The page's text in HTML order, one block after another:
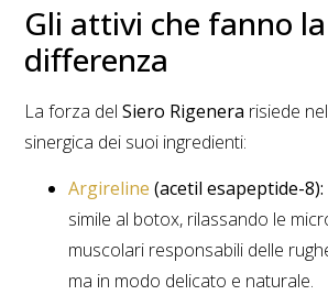
Gli attivi che fanno la
differenza
La forza delSiero Rigenera risiede
sinergica dei suoi ingredienti:
Argireline (acetil esapeptide-8):
simile al botox, rilassando le
muscolari responsabili delle
ma in modo delicato e naturale.